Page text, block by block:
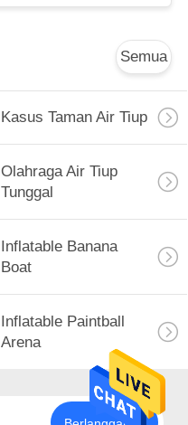
Semua
Kasus Taman Air Tiup
Olahraga Air Tiup
Tunggal
Inflatable Banana
Boat
Inflatable Paintball
Arena